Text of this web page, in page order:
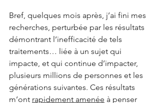
Bref, quelques mois après, j’ai fini mes
recherches, perturbée par les résultats
démontrant l’inefficacité de tels
traitements… liée à un sujet qui
impacte, et qui continue d’impacter,
plusieurs millions de personnes et les
générations suivantes. Ces résultats
m’ont rapidement amenée à penser